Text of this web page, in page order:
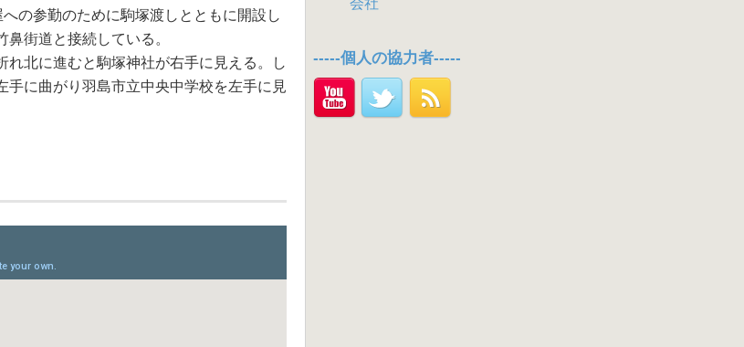
の参勤のために駒塚渡しとともに開設し
街道と接続している。
北に進むと駒塚神社が右手に見える。し
に曲がり羽島市立中央中学校を左手に見
-----個人の協力者-----